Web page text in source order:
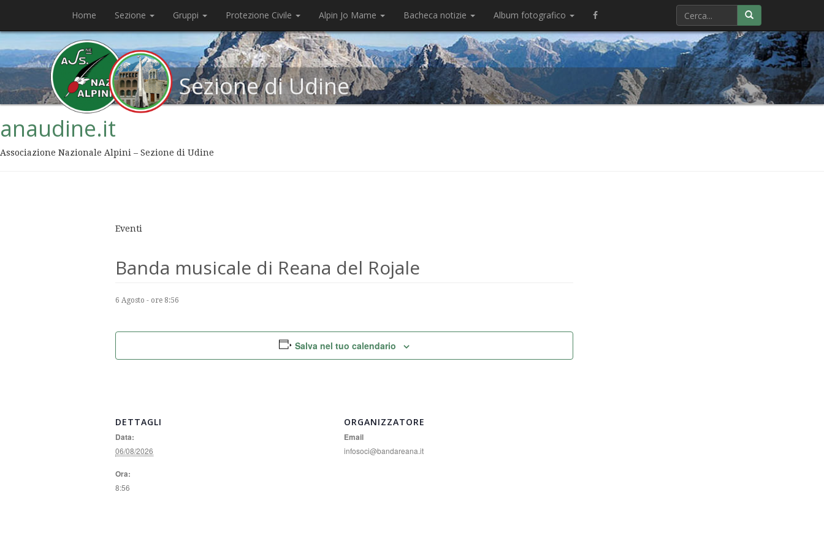
Home Sezione Gruppi Protezione Civile Alpin Jo Mame Bacheca notizie Album fotografico
Sezione di Udine
anaudine.it
Associazione Nazionale Alpini – Sezione di Udine
Eventi
Banda musicale di Reana del Rojale
6 Agosto - ore 8:56
Salva nel tuo calendario
DETTAGLI
Data:
06/08/2026
Ora:
8:56
ORGANIZZATORE
Email
infosoci@bandareana.it